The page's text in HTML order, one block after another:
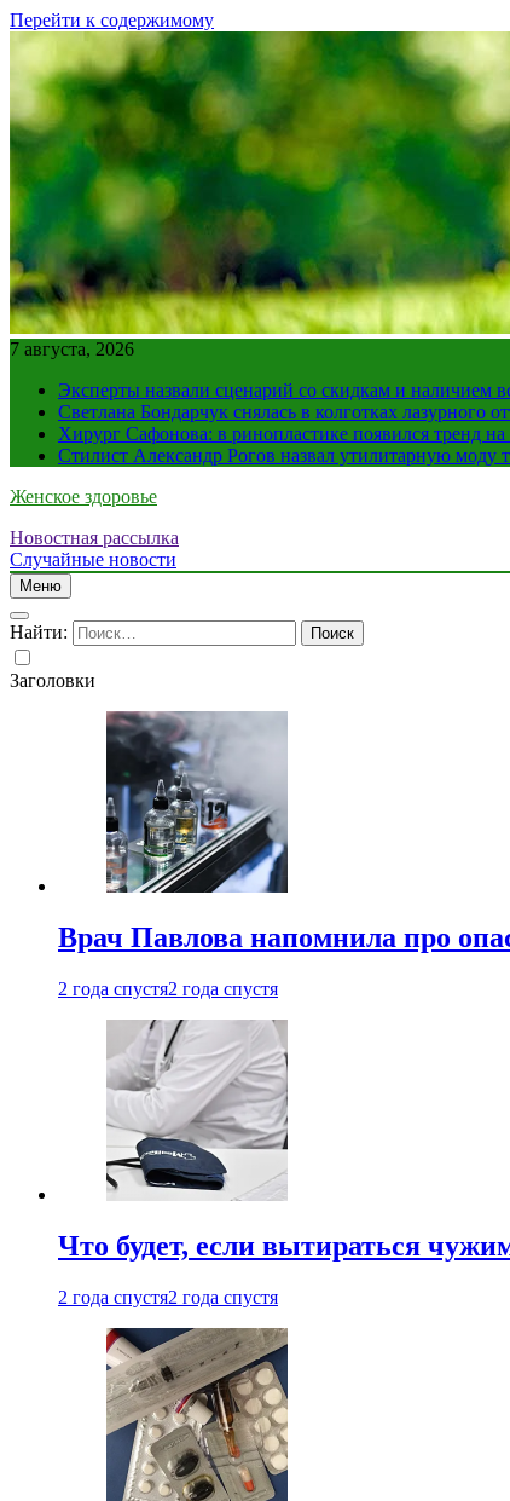
Перейти к содержимому
7 августа, 2026
Эксперты назвали сценарий со скидкам и наличием
Светлана Бондарчук снялась в колготках лазурного
Хирург Сафонова: в ринопластике появился тренд на
Стилист Александр Рогов назвал утилитарную моду
Женское здоровье
Новостная рассылка
Случайные новости
Меню
Найти:
Заголовки
Врач Павлова напомнила про
2 года спустя2 года спустя
Что будет, если вытираться
2 года спустя2 года спустя